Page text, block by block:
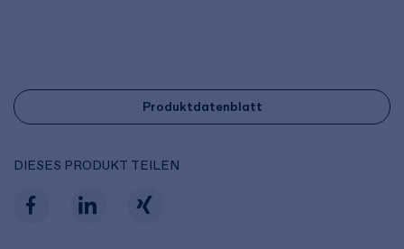
Produktdatenblatt
DIESES PRODUKT TEILEN